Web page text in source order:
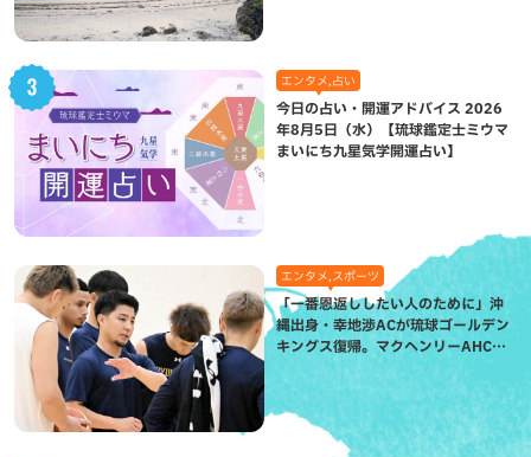
エンタメ,占い
今日の占い・開運アドバイス 2026
年8月5日（水）【琉球鑑定士ミウマ
まいにち九星気学開運占い】
エンタメ,スポーツ
「一番恩返ししたい人のために」沖
縄出身・幸地渉ACが琉球ゴールデン
キングス復帰。マクヘンリーAHCに
信頼を寄せる理由